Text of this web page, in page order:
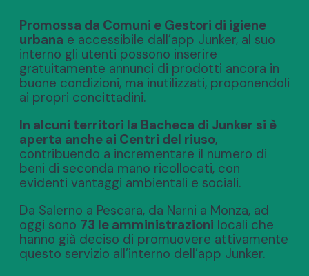
Promossa da Comuni e Gestori di igiene
urbana e accessibile dall’app Junker, al suo
interno gli utenti possono inserire
gratuitamente annunci di prodotti ancora in
buone condizioni, ma inutilizzati, proponendoli
ai propri concittadini.
In alcuni territori la Bacheca di Junker si è
aperta anche ai Centri del riuso,
contribuendo a incrementare il numero di
beni di seconda mano ricollocati, con
evidenti vantaggi ambientali e sociali.
Da Salerno a Pescara, da Narni a Monza, ad
oggi sono 73 le amministrazioni locali che
hanno già deciso di promuovere attivamente
questo servizio all’interno dell’app Junker.